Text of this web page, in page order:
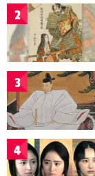
2
3
4